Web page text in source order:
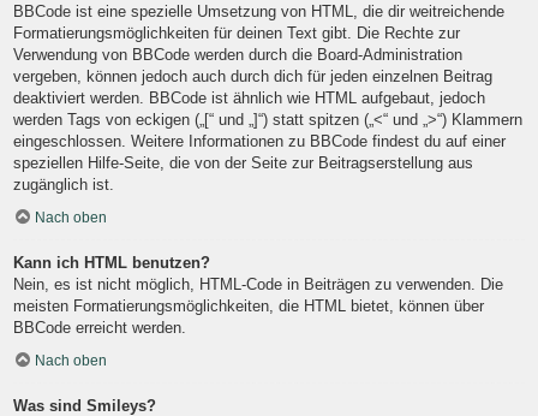
BBCode ist eine spezielle Umsetzung von HTML, die dir weitreichende
Formatierungsmöglichkeiten für deinen Text gibt. Die Rechte zur
Verwendung von BBCode werden durch die Board-Administration
vergeben, können jedoch auch durch dich für jeden einzelnen Beitrag
deaktiviert werden. BBCode ist ähnlich wie HTML aufgebaut, jedoch
werden Tags von eckigen („[“ und „]“) statt spitzen („<“ und „>“) Klammern
eingeschlossen. Weitere Informationen zu BBCode findest du auf einer
speziellen Hilfe-Seite, die von der Seite zur Beitragserstellung aus
zugänglich ist.
Nach oben
Kann ich HTML benutzen?
Nein, es ist nicht möglich, HTML-Code in Beiträgen zu verwenden. Die
meisten Formatierungsmöglichkeiten, die HTML bietet, können über
BBCode erreicht werden.
Nach oben
Was sind Smileys?